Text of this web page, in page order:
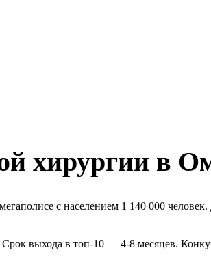
хирургии в
с населением 1 140 000
выхода в топ-10 — 4-8 месяцев.